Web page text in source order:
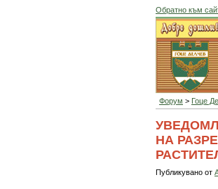
Обратно към
Форум > Гоце
НА
Публикувано от